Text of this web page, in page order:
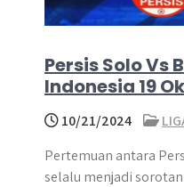
Persis Solo Vs
Indonesia 19
10/21/2024
Pertemuan antara
selalu menjadi